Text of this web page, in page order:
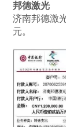
邦德激光
济南邦德激
元。